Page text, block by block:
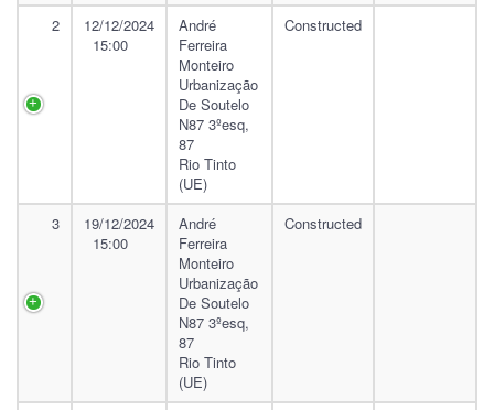
2
12/12/2024
15:00
André
Ferreira
Monteiro
Urbanização
De Soutelo
N87 3ºesq,
87
Rio Tinto
(UE)
Constructed
3
19/12/2024
15:00
André
Ferreira
Monteiro
Urbanização
De Soutelo
N87 3ºesq,
87
Rio Tinto
(UE)
Constructed